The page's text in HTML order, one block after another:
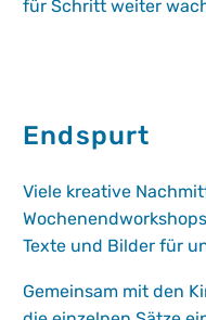
für Schritt weiter
Endspurt
Viele kreative
Texte und Bilder für
Gemeinsam mit den